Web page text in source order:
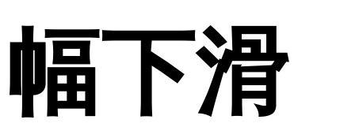
幅下滑